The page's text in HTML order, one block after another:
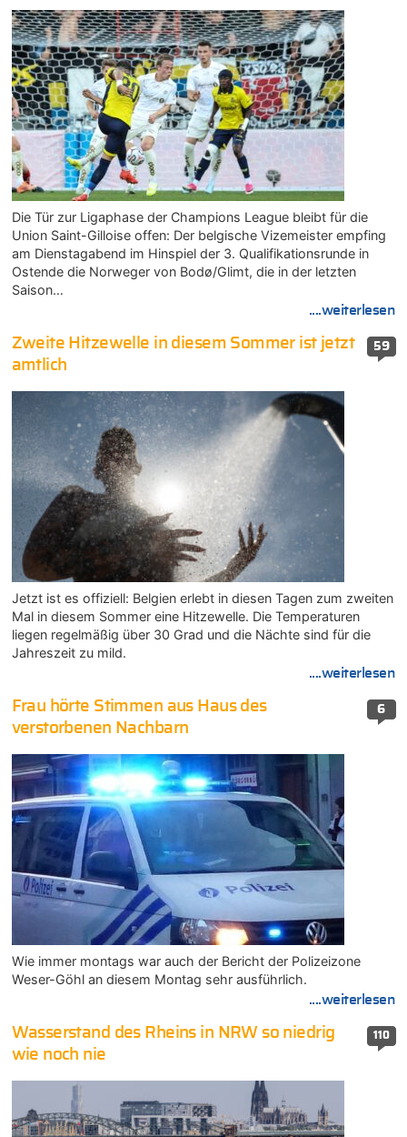
Die Tür zur Ligaphase der Champions League bleibt für die
Union Saint-Gilloise offen: Der belgische Vizemeister empfing
am Dienstagabend im Hinspiel der 3. Qualifikationsrunde in
Ostende die Norweger von Bodø/Glimt, die in der letzten
Saison…
....weiterlesen
59
Zweite Hitzewelle in diesem Sommer ist jetzt
amtlich
Jetzt ist es offiziell: Belgien erlebt in diesen Tagen zum zweiten
Mal in diesem Sommer eine Hitzewelle. Die Temperaturen
liegen regelmäßig über 30 Grad und die Nächte sind für die
Jahreszeit zu mild.
....weiterlesen
6
Frau hörte Stimmen aus Haus des
verstorbenen Nachbarn
Wie immer montags war auch der Bericht der Polizeizone
Weser-Göhl an diesem Montag sehr ausführlich.
....weiterlesen
110
Wasserstand des Rheins in NRW so niedrig
wie noch nie